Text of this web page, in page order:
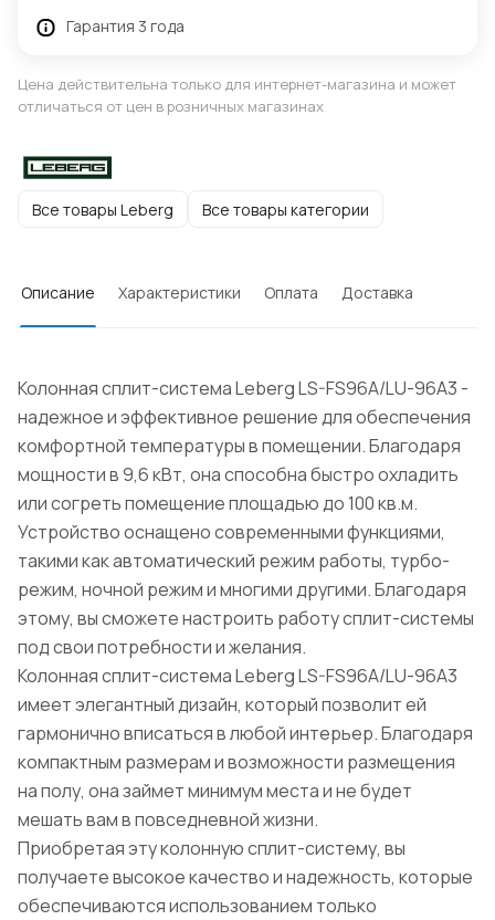
Гарантия 3 года
Цена действительна только для интернет-магазина и может
отличаться от цен в розничных магазинах
Все товары Leberg Все товары категории
Описание Характеристики Оплата Доставка
Колонная сплит-система Leberg LS-FS96A/LU-96A3 -
надежное и эффективное решение для обеспечения
комфортной температуры в помещении. Благодаря
мощности в 9,6 кВт, она способна быстро охладить
или согреть помещение площадью до 100 кв.м.
Устройство оснащено современными функциями,
такими как автоматический режим работы, турбо-
режим, ночной режим и многими другими. Благодаря
этому, вы сможете настроить работу сплит-системы
под свои потребности и желания.
Колонная сплит-система Leberg LS-FS96A/LU-96A3
имеет элегантный дизайн, который позволит ей
гармонично вписаться в любой интерьер. Благодаря
компактным размерам и возможности размещения
на полу, она займет минимум места и не будет
мешать вам в повседневной жизни.
Приобретая эту колонную сплит-систему, вы
получаете высокое качество и надежность, которые
обеспечиваются использованием только